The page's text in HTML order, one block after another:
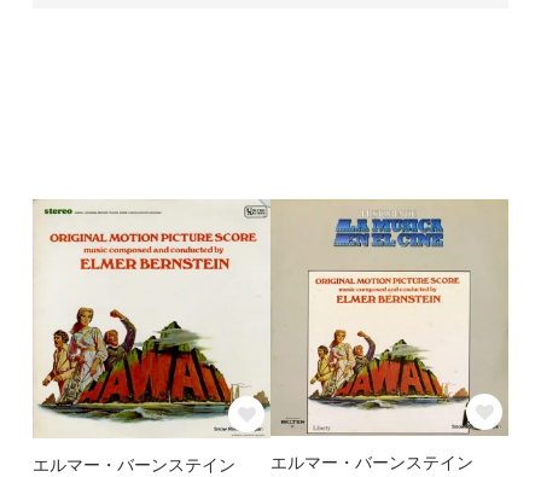
エルマー・バーンステイン
エルマー・バーンステイン